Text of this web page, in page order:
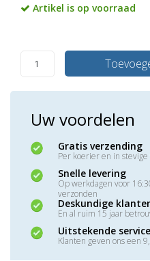
Artikel is op voorraad
Uw voordelen
Gratis verzending
Per koerier en in
Snelle levering
Op werkdagen voor
verzonden
Deskundige
En al ruim 15 jaar
Uitstekende service
Klanten geven ons een